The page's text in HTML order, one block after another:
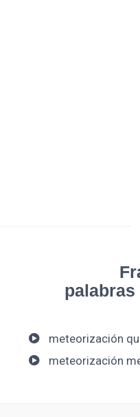
meteorización
meteorización